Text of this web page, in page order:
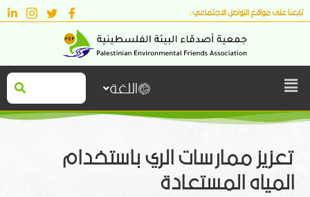
تابعنا على مواقع التواصل الاجتماعي :
اللغة
تعزيز ممارسات الري باستخدام
المياه المستعادة